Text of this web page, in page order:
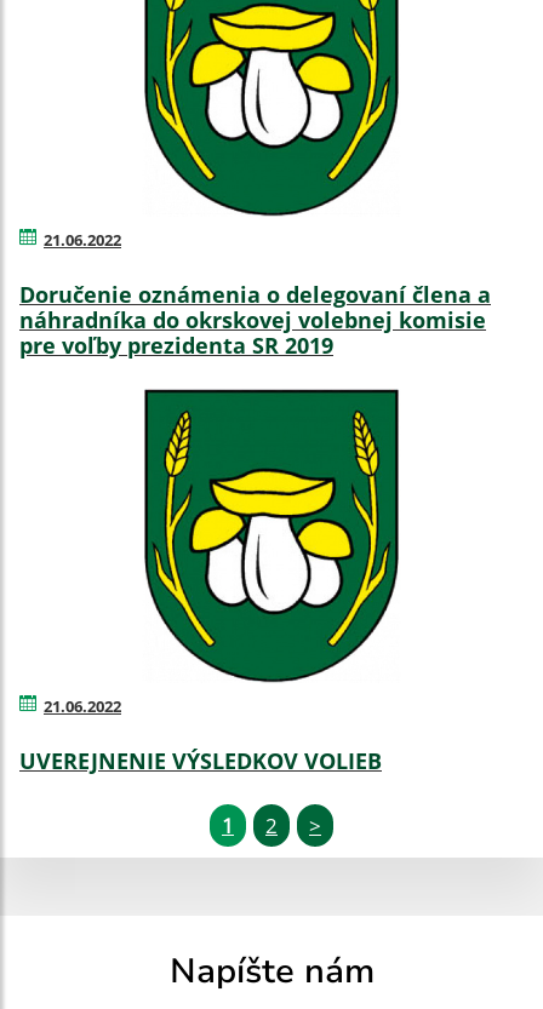
21.06.2022
Doručenie oznámenia o delegovaní člena a
náhradníka do okrskovej volebnej komisie
pre voľby prezidenta SR 2019
21.06.2022
UVEREJNENIE VÝSLEDKOV VOLIEB
1 2 >
Napíšte nám